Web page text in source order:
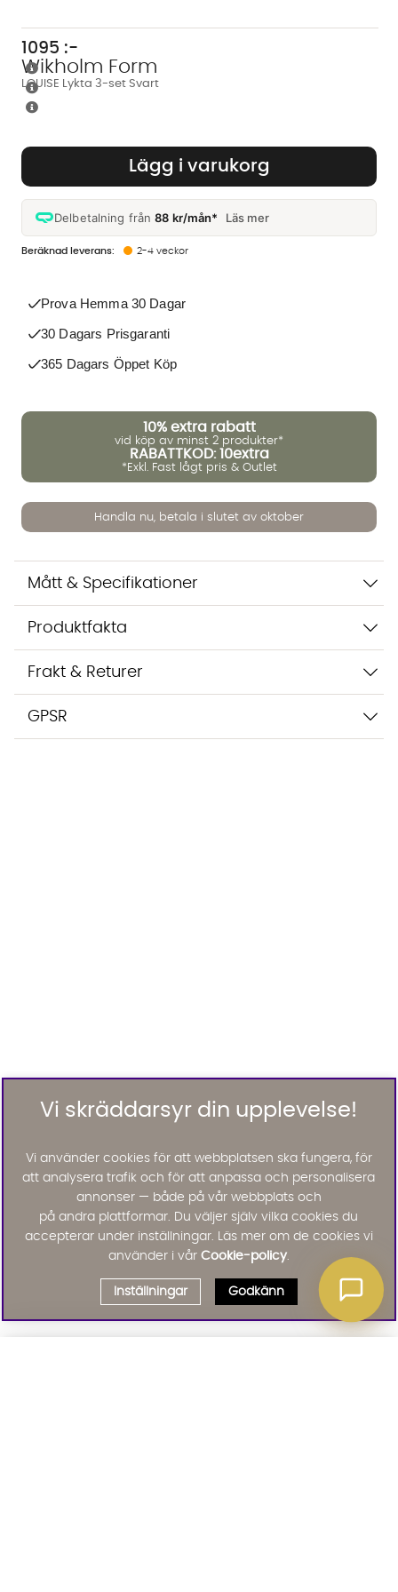
LOUISE Lykta 3-set Svart
Wikholm Form
1095 :-
Lägg i varukorg
Delbetalning från88 kr/mån* Läs mer
2-4 veckor
Prova Hemma 30 Dagar
30 Dagars Prisgaranti
365 Dagars Öppet Köp
10% extra rabatt
vid köp av minst 2 produkter*
RABATTKOD: 10extra
*Exkl. Fast lågt pris & Outlet
Handla nu, betala i slutet av oktober
Mått & Specifikationer
Produktfakta
Frakt & Returer
GPSR
Vi skräddarsyr din upplevelse!
Vi använder cookies för att webbplatsen ska fungera, för
att analysera trafik och för att anpassa och personalisera
annonser — både på vår webbplats och
på andra plattformar. Du väljer själv vilka cookies du
accepterar under inställningar. Läs mer om de cookies vi
använder i vår Cookie-policy.
Inställningar Godkänn
Vi använder AI för att svara på dina frågor. Konversationen
inte dina uppgifter med tredje part. Läs mer i vår
integritetspolicy.
Starta chatten